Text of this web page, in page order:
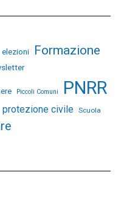
elezioni Formazione
Piccoli Comuni PNRR
protezione civile Scuola